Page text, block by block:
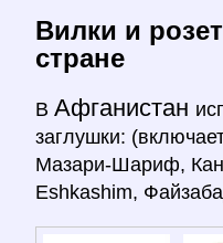
Вилки и
стране
В Афганистан
заглушки:
Мазари-Шариф,
Eshkashim,